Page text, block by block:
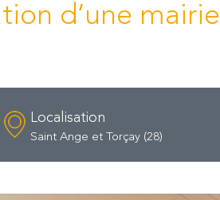
d’une mairie
Localisation
Saint Ange et Torçay (28)